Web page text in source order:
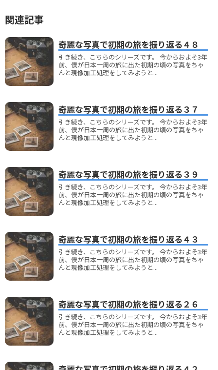
関連記事
奇麗な写真で初期の旅を振り返る４８
引き続き、こちらのシリーズです。 今からおよそ3年
前、僕が日本一周の旅に出た初期の頃の写真をちゃ
んと現像加工処理をしてみようと...
奇麗な写真で初期の旅を振り返る３７
引き続き、こちらのシリーズです。 今からおよそ3年
前、僕が日本一周の旅に出た初期の頃の写真をちゃ
んと現像加工処理をしてみようと...
奇麗な写真で初期の旅を振り返る３９
引き続き、こちらのシリーズです。 今からおよそ3年
前、僕が日本一周の旅に出た初期の頃の写真をちゃ
んと現像加工処理をしてみようと...
奇麗な写真で初期の旅を振り返る４３
引き続き、こちらのシリーズです。 今からおよそ3年
前、僕が日本一周の旅に出た初期の頃の写真をちゃ
んと現像加工処理をしてみようと...
奇麗な写真で初期の旅を振り返る２６
引き続き、こちらのシリーズです。 今からおよそ3年
前、僕が日本一周の旅に出た初期の頃の写真をちゃ
んと現像加工処理をしてみようと...